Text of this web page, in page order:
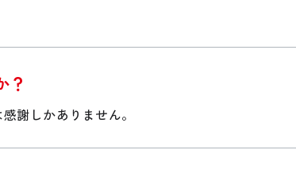
？
謝しかありません。